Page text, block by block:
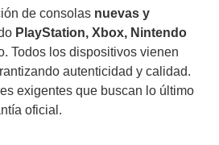
de consolas nuevas y
PlayStation, Xbox, Nintendo
Todos los dispositivos vienen
autenticidad y calidad.
exigentes que buscan lo último
oficial.